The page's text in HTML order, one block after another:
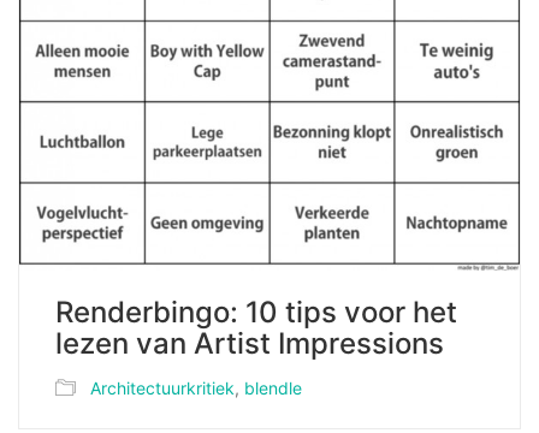
Renderbingo: 10 tips voor het
lezen van Artist Impressions
Architectuurkritiek, blendle